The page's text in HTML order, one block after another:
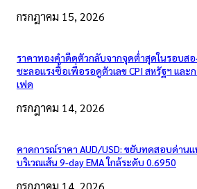
กรกฎาคม 15, 2026
ราคาทองคำดีดตัวกลับจากจุดต่ำสุดในรอบส
ชะลอแรงซื้อเพื่อรอดูตัวเลข CPI สหรัฐฯ และ
เฟด
กรกฎาคม 14, 2026
คาดการณ์ราคา AUD/USD: ขยับทดสอบด่าน
บริเวณเส้น 9-day EMA ใกล้ระดับ 0.6950
กรกฎาคม 14, 2026